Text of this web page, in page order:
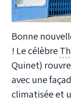
Bonne
! Le célèbre
Quinet)
avec une
climatisée et